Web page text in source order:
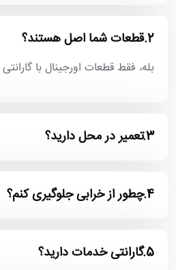
2.قطعات شما اصل هستند؟
بله، فقط قطعات اورجینال با گارانتی 6-12 ماهه.
3.تعمیر در محل دارید؟
4.چطور از خرابی جلوگیری کنم؟
5.گارانتی خدمات دارید؟